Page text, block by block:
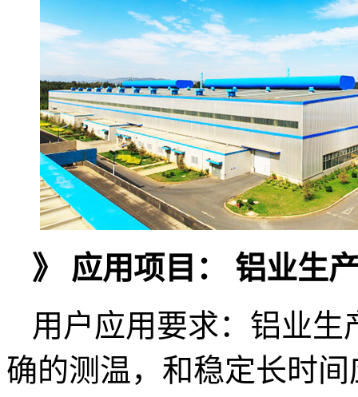
》 应用项目： 铝业生
用户应用要求：铝业
确的测温，和稳定长时